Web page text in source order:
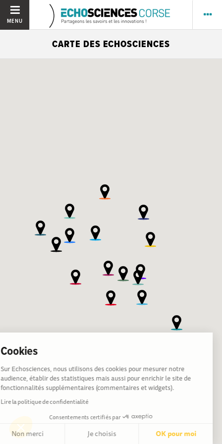
Cookies
Sur Echosciences, nous utilisons des cookies pour mesurer notre
audience, établir des statistiques mais aussi pour enrichir le site de
fonctionnalités supplémentaires (commentaires et widgets).
Lire la politique de confidentialité
Consentements certifiés par
Non merci Je choisis OK pour moi
MENU
CARTE DES ECHOSCIENCES